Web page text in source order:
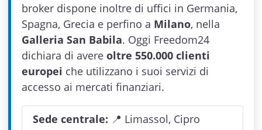
broker dispone inoltre di uffici in Germania,
Spagna, Grecia e perfino a Milano, nella
Galleria San Babila. Oggi Freedom24
dichiara di avere oltre 550.000 clienti
europei che utilizzano i suoi servizi di
accesso ai mercati finanziari.
Sede centrale: 📍 Limassol, Cipro